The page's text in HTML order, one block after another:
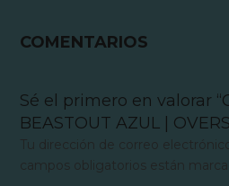
COMENTARIOS
Sé el primero en valorar
BEASTOUT AZUL |
Tu dirección de correo
campos obligatorios están